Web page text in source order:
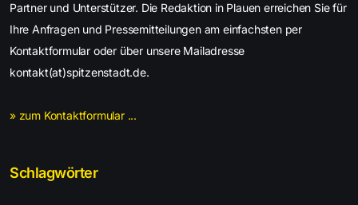
Partner und Unterstützer. Die Redaktion in Plauen erreichen Sie für
Ihre Anfragen und Pressemitteilungen am einfachsten per
Kontaktformular oder über unsere Mailadresse
kontakt(at)spitzenstadt.de.
» zum Kontaktformular ...
Schlagwörter